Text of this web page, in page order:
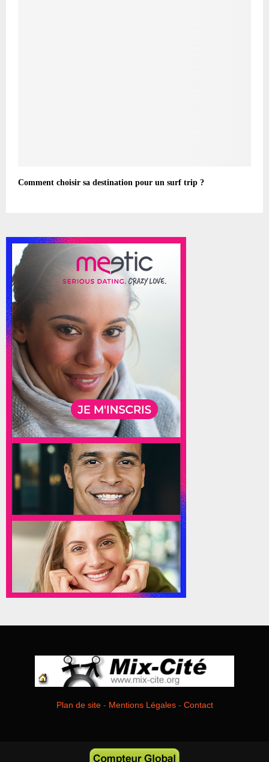
Comment choisir sa destination pour un surf trip ?
Plan de site- Mentions Légales- Contact